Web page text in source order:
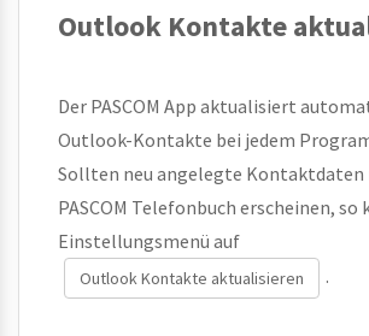
Outlook Kontakte
Der PASCOM App aktualisiert
Outlook-Kontakte bei jedem
Sollten neu angelegte Kontaktdaten
PASCOM Telefonbuch erscheinen, so
Einstellungsmenü auf
Outlook Kontakte aktualisieren .